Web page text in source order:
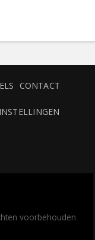
CONTACT
voorbehouden